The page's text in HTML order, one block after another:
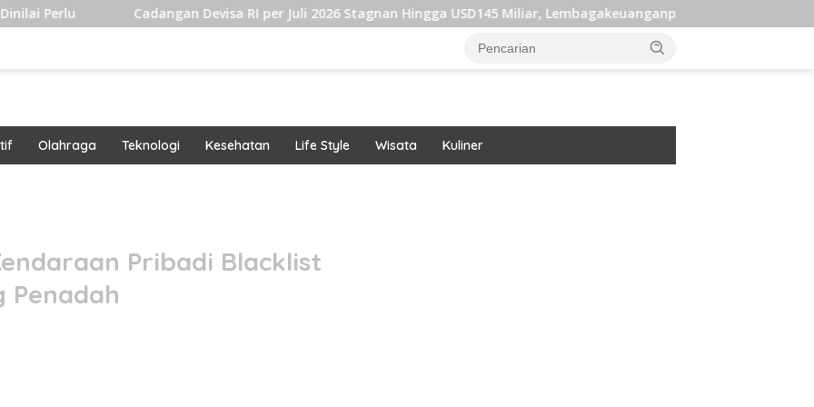
Cadangan Devisa RI per Juli 2026 Stagnan Hingga USD145 Miliar, Lembagakeuanganpusat Ungkap Pengaruh Domestik dan
Olahraga Teknologi Kesehatan Life Style Wisata Kuliner
Pribadi Blacklist
Penadah